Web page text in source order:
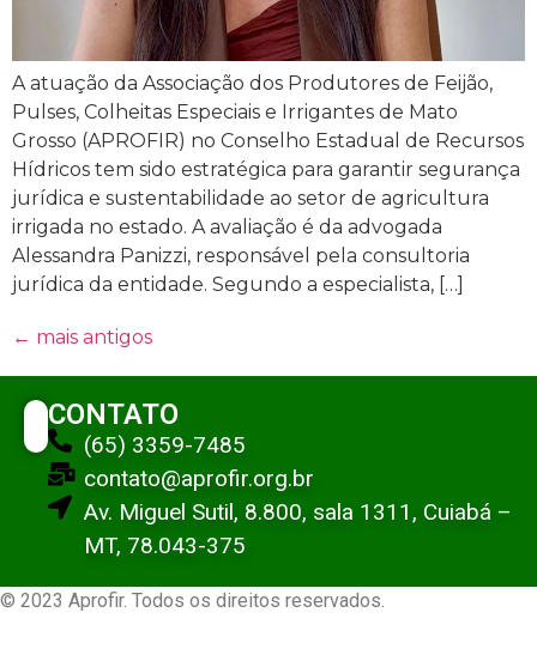
A atuação da Associação dos Produtores de Feijão,
Pulses, Colheitas Especiais e Irrigantes de Mato
Grosso (APROFIR) no Conselho Estadual de Recursos
Hídricos tem sido estratégica para garantir segurança
jurídica e sustentabilidade ao setor de agricultura
irrigada no estado. A avaliação é da advogada
Alessandra Panizzi, responsável pela consultoria
jurídica da entidade. Segundo a especialista, […]
← mais antigos
CONTATO
(65) 3359-7485
contato@aprofir.org.br
Av. Miguel Sutil, 8.800, sala 1311, Cuiabá –
MT, 78.043-375
© 2023 Aprofir. Todos os direitos reservados.